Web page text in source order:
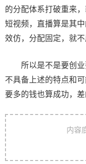
的分配体系打破重来
短视频，直播算是其
效仿，分配固定，就不
所以是不是要创业
不具备上述的特点和
要多的钱也算成功，差
文
章
导
航
内容